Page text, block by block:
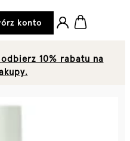
konto
10% rabatu na